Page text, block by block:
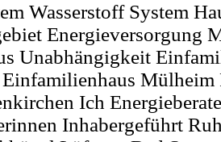
Wasserstoff System
Energieversorgung
Unabhängigkeit
Ich
Inhabergeführt